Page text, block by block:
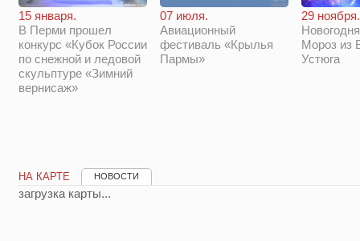
15 января.
В Перми прошел
конкурс «Кубок России
по снежной и ледовой
скульптуре «Зимний
вернисаж»
07 июля.
Авиационный
фестиваль «Крылья
Пармы»
29 ноября.
Мороз из
Устюга
НА КАРТЕ НОВОСТИ
загрузка карты...